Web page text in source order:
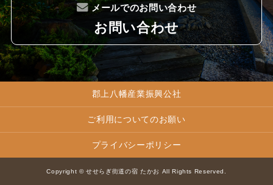
メールでのお問い合わせ
お問い合わせ
郡上八幡産業振興公社
ご利用についてのお願い
プライバシーポリシー
Copyright © せせらぎ街道の宿 たかお All Rights Reserved.